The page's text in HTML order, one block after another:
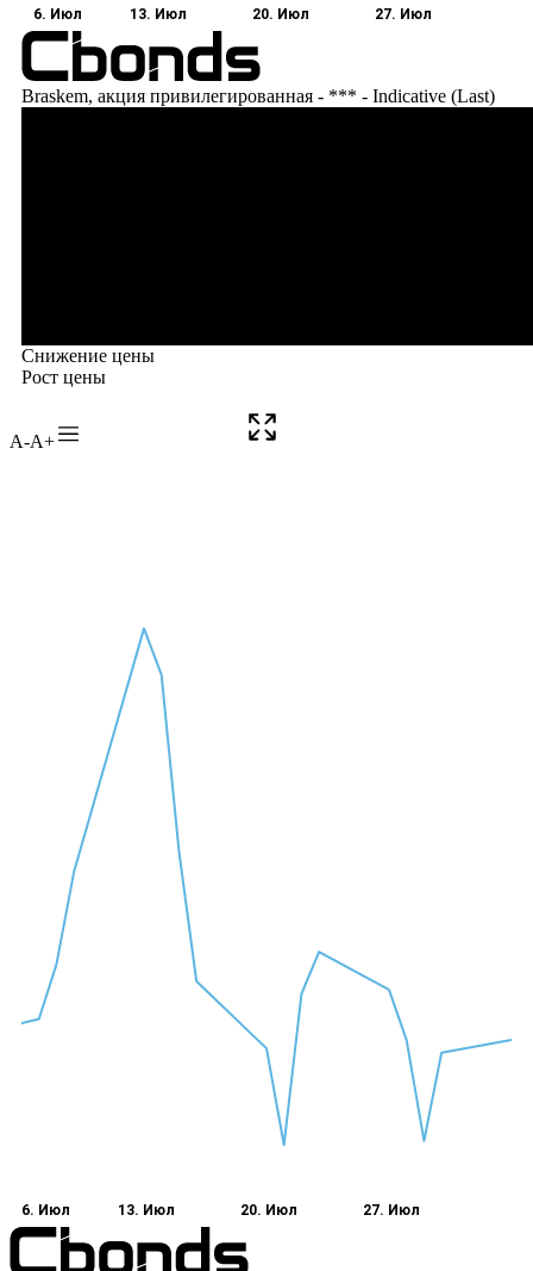
A-A+
6. Июл 13. Июл 20. Июл 27. Июл